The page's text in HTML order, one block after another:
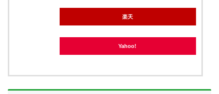
楽天
Yahoo!